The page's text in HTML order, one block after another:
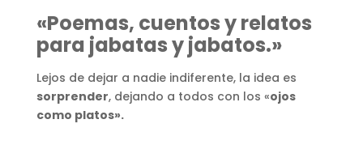
«Poemas, cuentos y relatos
para jabatas y jabatos.»
Lejos de dejar a nadie indiferente, la idea es
sorprender, dejando a todos con los «ojos
como platos».